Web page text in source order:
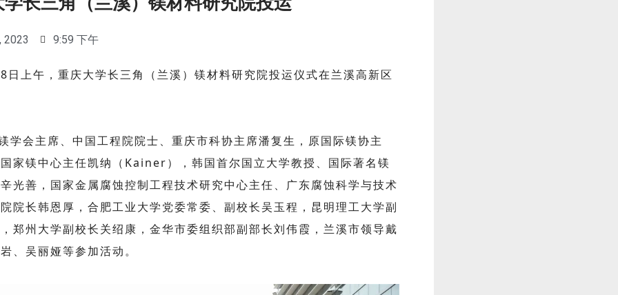
2023 9:59 下午
日上午，重庆大学长三角（兰溪）镁材料研究院投运仪式在兰溪高新区
学会主席、中国工程院院士、重庆市科协主席潘复生，原国际镁协主
家镁中心主任凯纳（Kainer），韩国首尔国立大学教授、国际著名镁
光善，国家金属腐蚀控制工程技术研究中心主任、广东腐蚀科学与技术
院长韩恩厚，合肥工业大学党委常委、副校长吴玉程，昆明理工大学副
郑州大学副校长关绍康，金华市委组织部副部长刘伟霞，兰溪市领导戴
、吴丽娅等参加活动。